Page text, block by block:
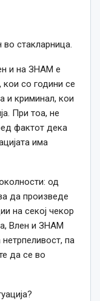
стакларница.
и на ЗНАМ е
кои со години се
и криминал, кои
При тоа, не
фактот дека
има
од
да произведе
на секој чекор
Влен и ЗНАМ
па
да се во